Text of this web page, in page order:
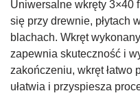
Uniwersalne wkręty 3×40
się przy drewnie, płytach
blachach. Wkręt
zapewnia skuteczność i
zakończeniu, wkręt łatwo
ułatwia i przyspiesza